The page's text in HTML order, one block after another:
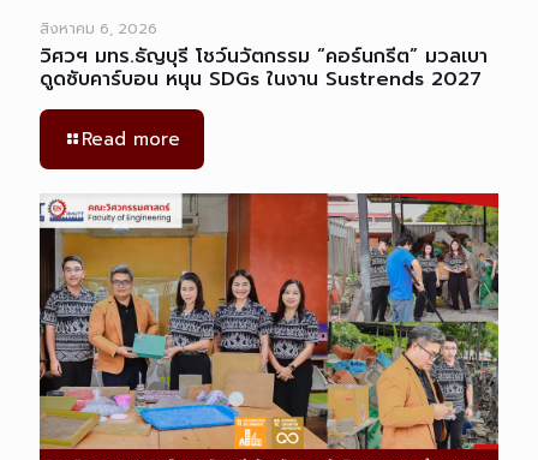
สิงหาคม 6, 2026
วิศวฯ มทร.ธัญบุรี โชว์นวัตกรรม “คอร์นกรีต” มวลเบา
ดูดซับคาร์บอน หนุน SDGs ในงาน Sustrends 2027
Read more